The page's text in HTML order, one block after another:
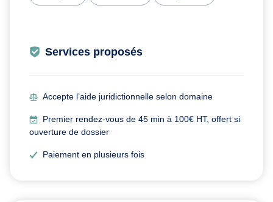
Services proposés
Accepte l’aide juridictionnelle selon domaine
Premier rendez-vous de 45 min à 100€ HT, offert si
ouverture de dossier
Paiement en plusieurs fois